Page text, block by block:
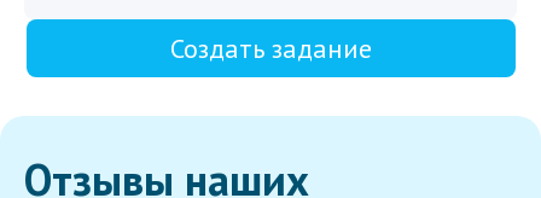
Создать задание
Отзывы наших